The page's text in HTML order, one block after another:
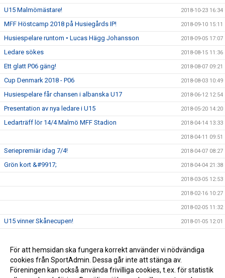
U15 Malmömästare! 2018-10-23 16:34
MFF Höstcamp 2018 på Husiegårds IP! 2018-09-10 15:11
Husiespelare runtom • Lucas Hägg Johansson 2018-09-05 17:07
Ledare sökes 2018-08-15 11:36
Ett glatt P06 gäng! 2018-08-07 09:21
Cup Denmark 2018 - P06 2018-08-03 10:49
Husiespelare får chansen i albanska U17 2018-06-12 12:54
Presentation av nya ledare i U15 2018-05-20 14:20
Ledarträff lör 14/4 Malmö MFF Stadion 2018-04-14 13:33
2018-04-11 09:51
Seriepremiär idag 7/4! 2018-04-07 08:27
Grön kort &#9917; 2018-04-04 21:38
2018-03-05 12:53
2018-02-16 10:27
2018-02-05 11:32
U15 vinner Skånecupen! 2018-01-05 12:01
2017-08-21 09:37
2016-03-20 04:04
För att hemsidan ska fungera korrekt använder vi nödvändiga
cookies från SportAdmin. Dessa går inte att stänga av.
Föreningen kan också använda frivilliga cookies, t.ex. för statistik